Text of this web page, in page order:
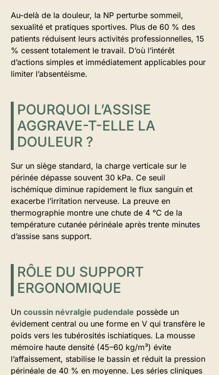
Au-delà de la douleur, la NP perturbe sommeil,
sexualité et pratiques sportives. Plus de 60 % des
patients réduisent leurs activités professionnelles, 15
% cessent totalement le travail. D’où l’intérêt
d’actions simples et immédiatement applicables pour
limiter l’absentéisme.
POURQUOI L’ASSISE
AGGRAVE-T-ELLE LA
DOULEUR ?
Sur un siège standard, la charge verticale sur le
périnée dépasse souvent 30 kPa. Ce seuil
ischémique diminue rapidement le flux sanguin et
exacerbe l’irritation nerveuse. La preuve en
thermographie montre une chute de 4 °C de la
température cutanée périnéale après trente minutes
d’assise sans support.
RÔLE DU SUPPORT
ERGONOMIQUE
Un coussin névralgie pudendale possède un
évidement central ou une forme en V qui transfère le
poids vers les tubérosités ischiatiques. La mousse
mémoire haute densité (45–60 kg/m³) évite
l’affaissement, stabilise le bassin et réduit la pression
périnéale de 40 % en moyenne. Les séries cliniques